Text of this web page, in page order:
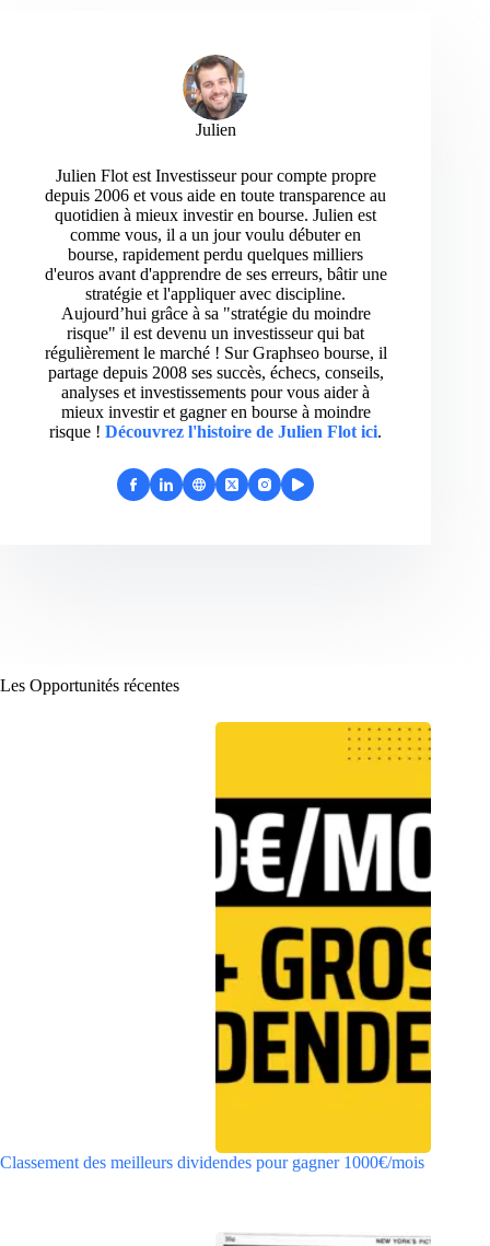
Julien
Julien Flot est Investisseur pour compte propre
depuis 2006 et vous aide en toute transparence au
quotidien à mieux investir en bourse. Julien est
comme vous, il a un jour voulu débuter en
bourse, rapidement perdu quelques milliers
d'euros avant d'apprendre de ses erreurs, bâtir une
stratégie et l'appliquer avec discipline.
Aujourd’hui grâce à sa "stratégie du moindre
risque" il est devenu un investisseur qui bat
régulièrement le marché ! Sur Graphseo bourse, il
partage depuis 2008 ses succès, échecs, conseils,
analyses et investissements pour vous aider à
mieux investir et gagner en bourse à moindre
risque ! Découvrez l'histoire de Julien Flot ici.
Les Opportunités récentes
Classement des meilleurs dividendes pour gagner 1000€/mois